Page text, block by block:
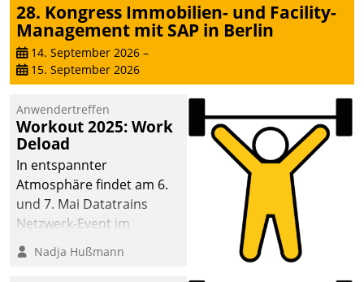
28. Kongress Immobilien- und Facility-
Management mit SAP in Berlin
14. September 2026 –
15. September 2026
Anwendertreffen
Workout 2025: Work
Deload
In entspannter
Atmosphäre findet am 6.
und 7. Mai Datatrains
Netzwerk-Event im
Kunden- und Partnerkreis
statt. Zentrale Frage: Wie
Nadja Hußmann